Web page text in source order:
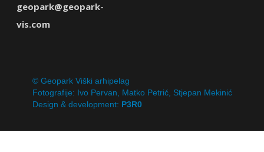
geopark@geopark-
vis.com
© Geopark Viški arhipelag
Fotografije: Ivo Pervan, Matko Petrić, Stjepan Mekinić
Design & development: P3R0